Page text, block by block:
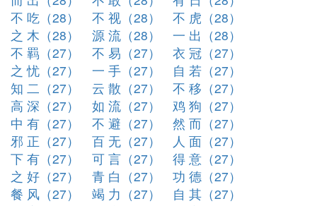
不 吃（28）
不 视（28）
不 虎（28）
之 木（28）
源 流（28）
一 出（28）
不 羁（27）
不 易（27）
衣 冠（27）
之 忧（27）
一 手（27）
自 若（27）
知 二（27）
云 散（27）
不 移（27）
高 深（27）
如 流（27）
鸡 狗（27）
中 有（27）
不 避（27）
然 而（27）
邪 正（27）
百 无（27）
人 面（27）
下 有（27）
可 言（27）
得 意（27）
之 好（27）
青 白（27）
功 德（27）
餐 风（27）
竭 力（27）
自 其（27）